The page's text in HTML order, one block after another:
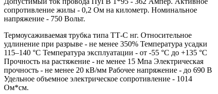
сопротивление жилы - 0,2 Ом на километр. Номинальное
напряжение - 750 Вольт.
Термоусаживаемая трубка типа ТТ-С нг. Относительное
удлинение при разрыве - не менее 350% Температура усадки
115–140 °C Температура эксплуатации - от -55 °C до +135 °C
Прочность на растяжение - не менее 15 Мпа Электрическая
прочность - не менее 20 кВ/мм Рабочее напряжение - до 690 В
Удельное объемное электрическое сопротивление - 1014
Ом*см.